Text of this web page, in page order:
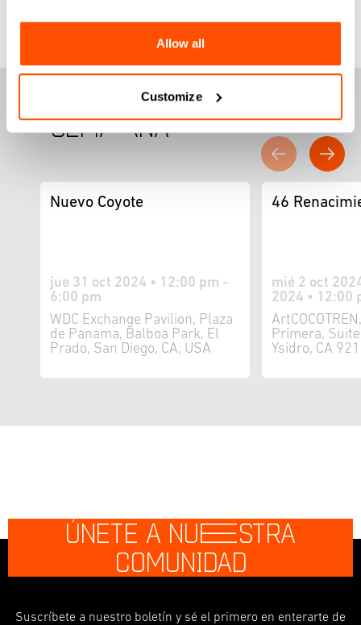
Allow all
Customize
DESTACADOS ESTA
SEMANA
Nuevo Coyote
jue 31 oct 2024 • 12:00 pm -
6:00 pm
WDC Exchange Pavilion, Plaza
de Panama, Balboa Park, El
Prado, San Diego, CA, USA
46
mié 2 oct
2024 • 12:00
Primera,
Ysidro, CA
ÚNETE A NUESTRA
COMUNIDAD
Suscríbete a nuestro boletín y sé el primero en enterarte de